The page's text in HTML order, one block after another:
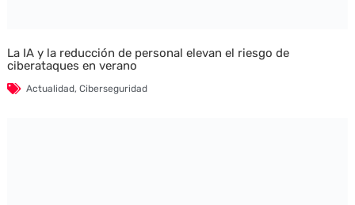
La IA y la reducción de personal elevan el riesgo de
ciberataques en verano
Actualidad, Ciberseguridad